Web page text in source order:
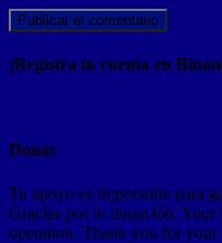
¡Registra tu cuenta en
Donar
Tu apoyo es importante para
Gracias por tu donación.
operation. Thank you for your